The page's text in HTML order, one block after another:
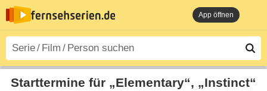
App öffnen
Starttermine für „Elementary“, „Instinct“